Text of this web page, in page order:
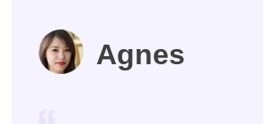
Agnes